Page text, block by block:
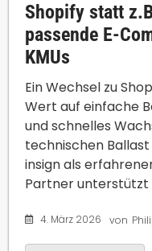
Shopify statt
passende E-
KMUs
4. März 2026 von
Ein Wechsel zu
Wert auf einfache
und schnelles
technischen
insign als
Partner unterstützt